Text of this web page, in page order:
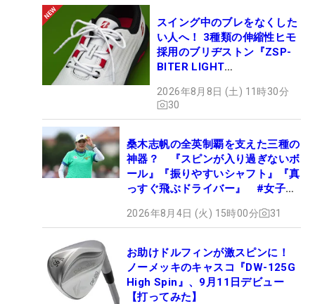
スイング中のブレをなくした
い人へ！ 3種類の伸縮性ヒモ
採用のブリヂストン『ZSP-
BITER LIGHT
ュー
2026年8月8日 (土) 11時30分
30
桑木志帆の全英制覇を支えた三種の
神器？ 『スピンが入り過ぎないボ
ール』『振りやすいシャフト』『真
っすぐ飛ぶドライバー』 #女子プ
2026年8月4日 (火) 15時00分 31
お助けドルフィンが激スピンに！
ノーメッキのキャスコ『DW-125G
High Spin』、9月11日デビュー
【打ってみた】